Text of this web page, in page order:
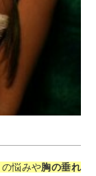
の悩みや胸の垂れ